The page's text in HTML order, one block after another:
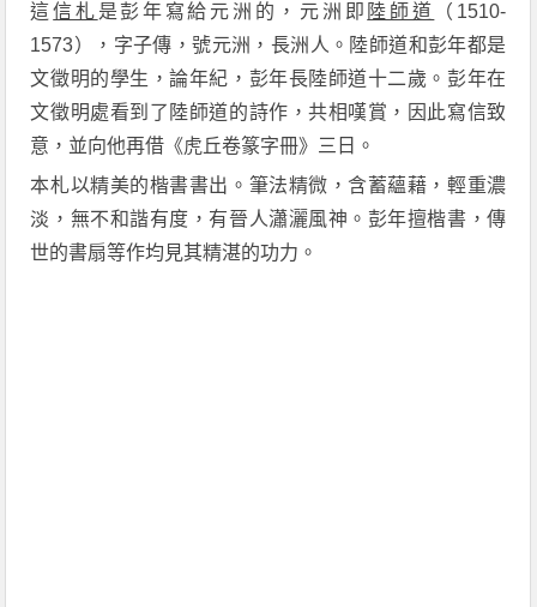
這信札 是彭年寫給元洲的，元洲即 陸師道
（1510-
1573），字子傳，號元洲，長洲人。陸師道和彭年都是
文徵明的學生，論年紀，彭年長陸師道十二歲。彭年在
文徵明處看到了陸師道的詩作，共相嘆賞，因此寫信致
意，並向他再借《虎丘卷篆字冊》三日。
本札以精美的楷書書出。筆法精微，含蓄蘊藉，輕重濃
淡，無不和諧有度，有晉人瀟灑風神。彭年擅楷書，傳
世的書扇等作均見其精湛的功力。